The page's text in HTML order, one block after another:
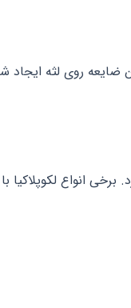
انواع لکوپلاکیا